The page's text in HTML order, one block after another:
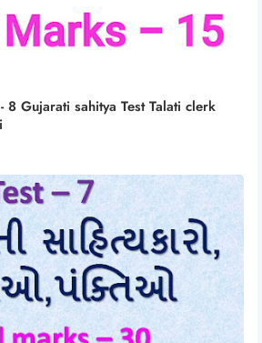
8 Gujarati sahitya Test Talati clerk